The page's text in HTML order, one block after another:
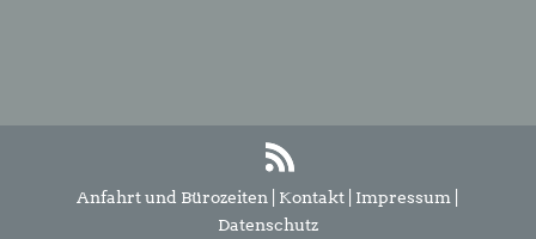
Anfahrt und Bürozeiten Kontakt Impressum
Datenschutz